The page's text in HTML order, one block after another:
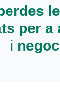
per a
i